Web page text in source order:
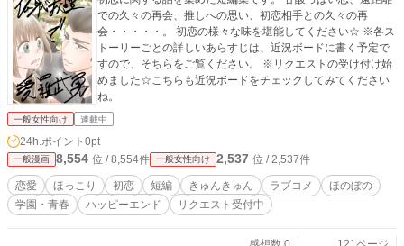
での久々の再会、推しへの思い、初恋相手との久々の再
会・・・・・。 初恋の様々な味を堪能してください☆ ※各ス
トーリーごとの詳しいあらすじは、近況ボードに書く予定で
すので、そちらをご覧ください。 ※リクエストの受け付け始
めました☆こちらも近況ボードをチェックしてみてください
ね。
一般女性向け 連載中
24h.ポイント 0pt
一般漫画 8,554 位 / 8,554件 一般女性向け 2,537 位 / 2,537件
恋愛 ほっこり 初恋 短編 きゅんきゅん ラブコメ
ほのぼの
学園・青春
ハッピーエンド リクエスト受付中